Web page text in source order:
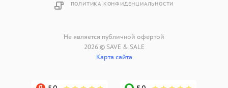
ПОЛИТИКА КОНФИДЕНЦИАЛЬНОСТИ
Не является публичной офертой
2026 © SAVE & SALE
Карта сайта